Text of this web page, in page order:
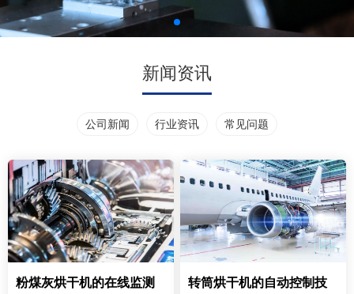
新闻资讯
公司新闻 行业资讯 常见问题
粉煤灰烘干机的在线监测
转筒烘干机的自动控制技